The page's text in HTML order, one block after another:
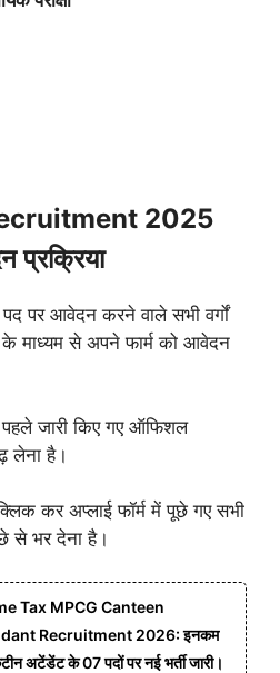
2025
प्रक्रिया
पद पर आवेदन करने वाले सभी वर्गों
के माध्यम से अपने फार्म को आवेदन
जारी किए गए ऑफिशल
लेना है।
कर अप्लाई फॉर्म में पूछे गए सभी
से भर देना है।
Tax MPCG Canteen
Recruitment 2026: इनकम
अटेंडेंट के 07 पदों पर नई भर्ती जारी।